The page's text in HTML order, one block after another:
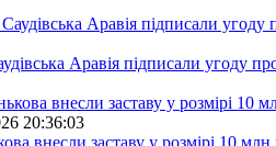
Аравія підписали угоду
20:36:03